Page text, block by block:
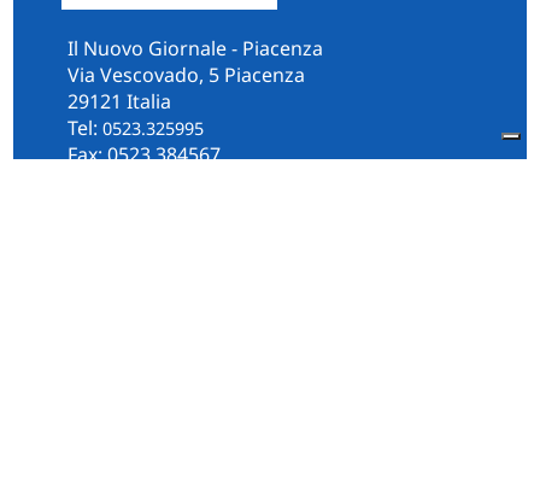
Il Nuovo Giornale - Piacenza
Via Vescovado, 5 Piacenza
29121 Italia
Tel: 0523.325995
Fax: 0523.384567